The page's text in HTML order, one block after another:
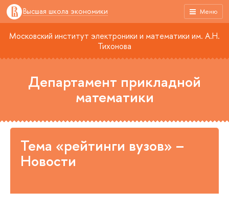
Меню
Высшая школа экономики
Московский институт электроники и математики им. А.Н.
Тихонова
Департамент прикладной
математики
Тема «рейтинги вузов» –
Новости